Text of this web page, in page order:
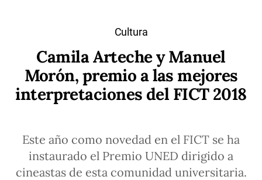
Cultura
Camila Arteche y Manuel
Morón, premio a las mejores
interpretaciones del FICT 2018
Este año como novedad en el FICT se ha
instaurado el Premio UNED dirigido a
cineastas de esta comunidad universitaria.